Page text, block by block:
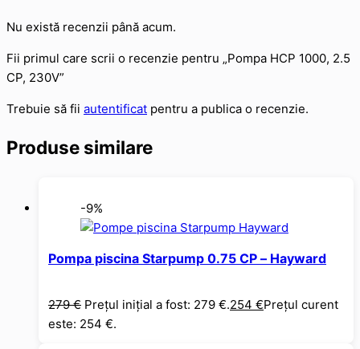
Nu există recenzii până acum.
Fii primul care scrii o recenzie pentru „Pompa HCP 1000, 2.5
CP, 230V”
Trebuie să fii autentificat pentru a publica o recenzie.
Produse similare
-9%
Pompa piscina Starpump 0.75 CP – Hayward
279€ Prețul inițial a fost: 279 €.254 €Prețul curent
este: 254 €.